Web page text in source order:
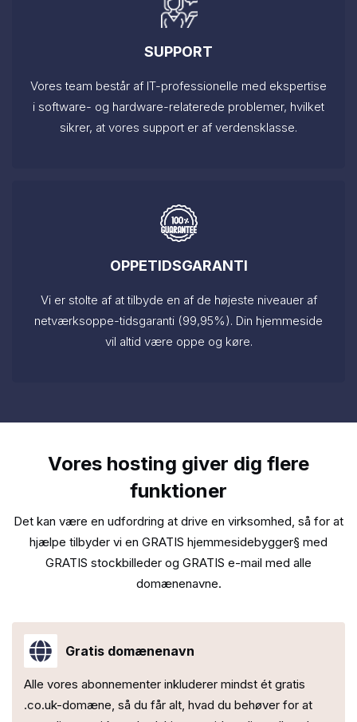
SUPPORT
Vores team består af IT-professionelle med ekspertise
i software- og hardware-relaterede problemer, hvilket
sikrer, at vores support er af verdensklasse.
OPPETIDSGARANTI
Vi er stolte af at tilbyde en af de højeste niveauer af
netværksoppe-tidsgaranti (99,95%). Din hjemmeside
vil altid være oppe og køre.
Vores hosting giver dig flere
funktioner
Det kan være en udfordring at drive en virksomhed, så for at
hjælpe tilbyder vi en GRATIS hjemmesidebygger§ med
GRATIS stockbilleder og GRATIS e-mail med alle
domænenavne.
Gratis domænenavn
Alle vores abonnementer inkluderer mindst ét gratis
.co.uk-domæne, så du får alt, hvad du behøver for at